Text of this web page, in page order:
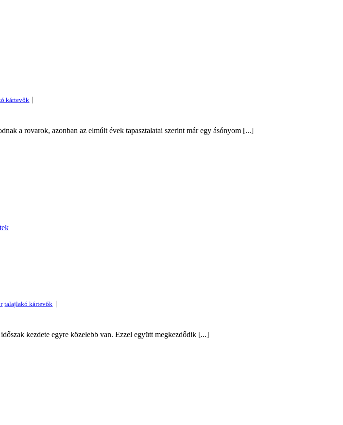
|
a rovarok, azonban az elmúlt évek tapasztalatai szerint már egy ásónyom [...]
|
kezdete egyre közelebb van. Ezzel együtt megkezdődik [...]